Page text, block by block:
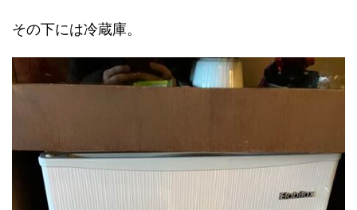
その下には冷蔵庫。